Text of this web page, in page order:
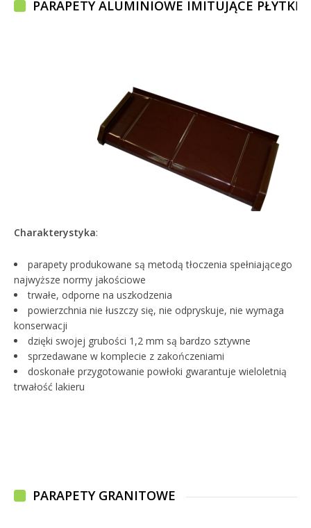
PARAPETY ALUMINIOWE IMITUJĄCE PŁYTKĘ
Charakterystyka:
parapety produkowane są metodą tłoczenia spełniającego
najwyższe normy jakościowe
trwałe, odporne na uszkodzenia
powierzchnia nie łuszczy się, nie odpryskuje, nie wymaga
konserwacji
dzięki swojej grubości 1,2 mm są bardzo sztywne
sprzedawane w komplecie z zakończeniami
doskonałe przygotowanie powłoki gwarantuje wieloletnią
trwałość lakieru
PARAPETY GRANITOWE